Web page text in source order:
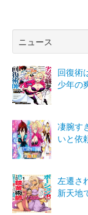
ニュース
回復術
少年の
凄腕す
いと依
左遷さ
新天地